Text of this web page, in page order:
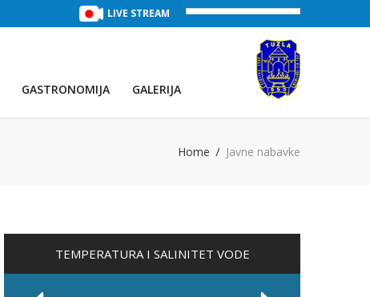
TREĆE JEZERO (Voda:28 °C, Salinitet:30 g/L)
LIVE STREAM
GASTRONOMIJA GALERIJA
Home Javne nabavke
TEMPERATURA I SALINITET VODE